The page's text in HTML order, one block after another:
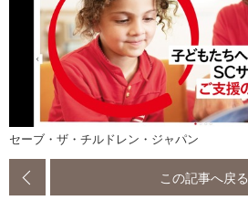
セーブ・ザ・チルドレン・ジャパン
この記事へ戻る